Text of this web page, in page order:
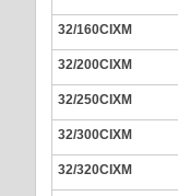
32/160CIXM
32/200CIXM
32/250CIXM
32/300CIXM
32/320CIXM